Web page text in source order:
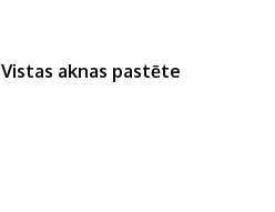
Vistas aknas pastēte